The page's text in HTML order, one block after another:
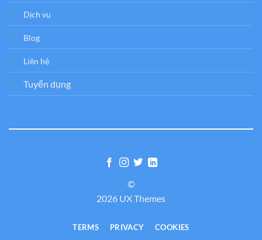
Dịch vụ
Blog
Liên hệ
Tuyển dụng
©
2026 UX Themes
TERMS PRIVACY COOKIES